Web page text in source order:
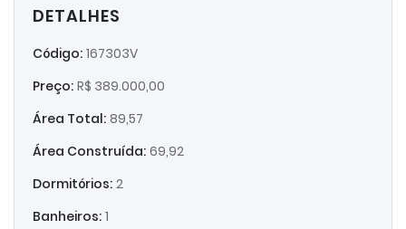
DETALHES
Código: 167303V
Preço: R$ 389.000,00
Área Total: 89,57
Área Construída: 69,92
Dormitórios: 2
Banheiros: 1